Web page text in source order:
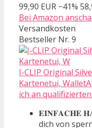
99,90 EUR −41%
Bei Amazon
Versandkosten
Bestseller Nr. 9
I-CLIP Original
Kartenetui,
ich an
𝐄𝐈𝐍𝐅𝐀𝐂𝐇𝐄
dich von